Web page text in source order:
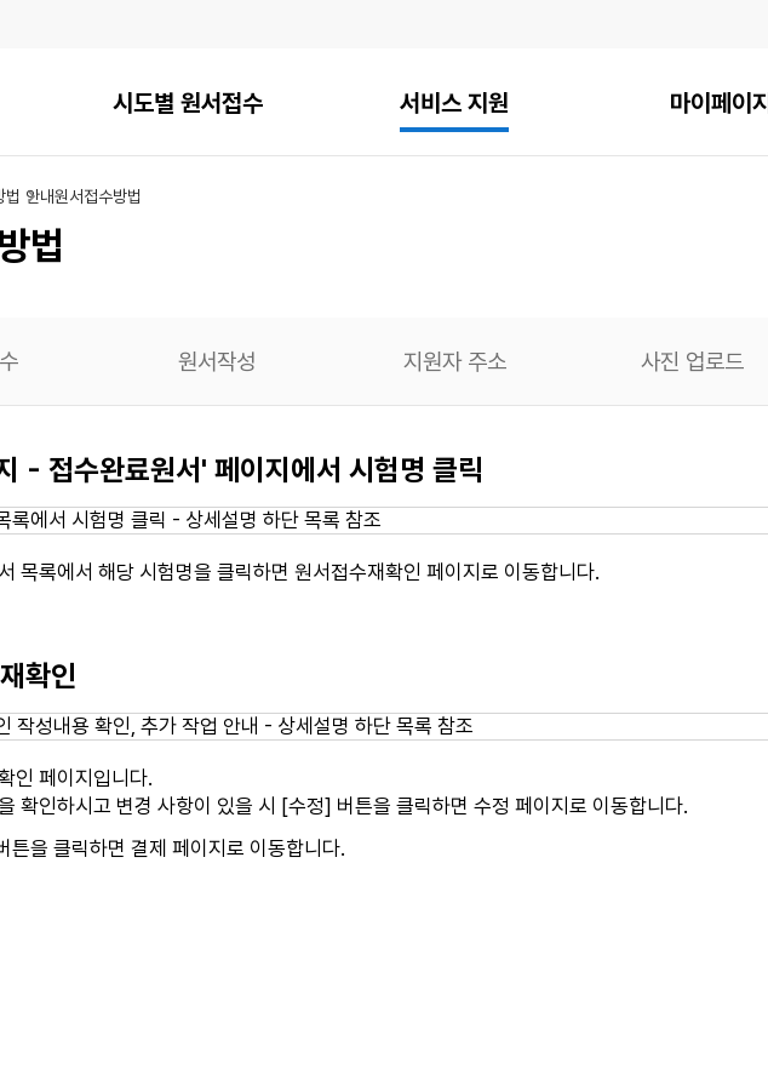
시도별 원서접수 서비스 지원 마이페이지
법 안내원서접수방법
법
원서작성 지원자 주소 사진 업로드
- 접수완료원서' 페이지에서 시험명 클릭
목록에서 해당 시험명을 클릭하면 원서접수재확인 페이지로 이동합니다.
확인
인 페이지입니다.
확인하시고 변경 사항이 있을 시 [수정] 버튼을 클릭하면 수정 페이지로 이동합니다.
튼을 클릭하면 결제 페이지로 이동합니다.